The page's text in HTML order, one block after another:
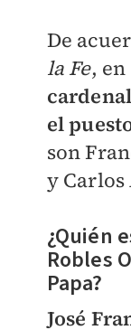
De
la Fe,
el
son
y Carlos
¿Quién
Robles
Papa?
José